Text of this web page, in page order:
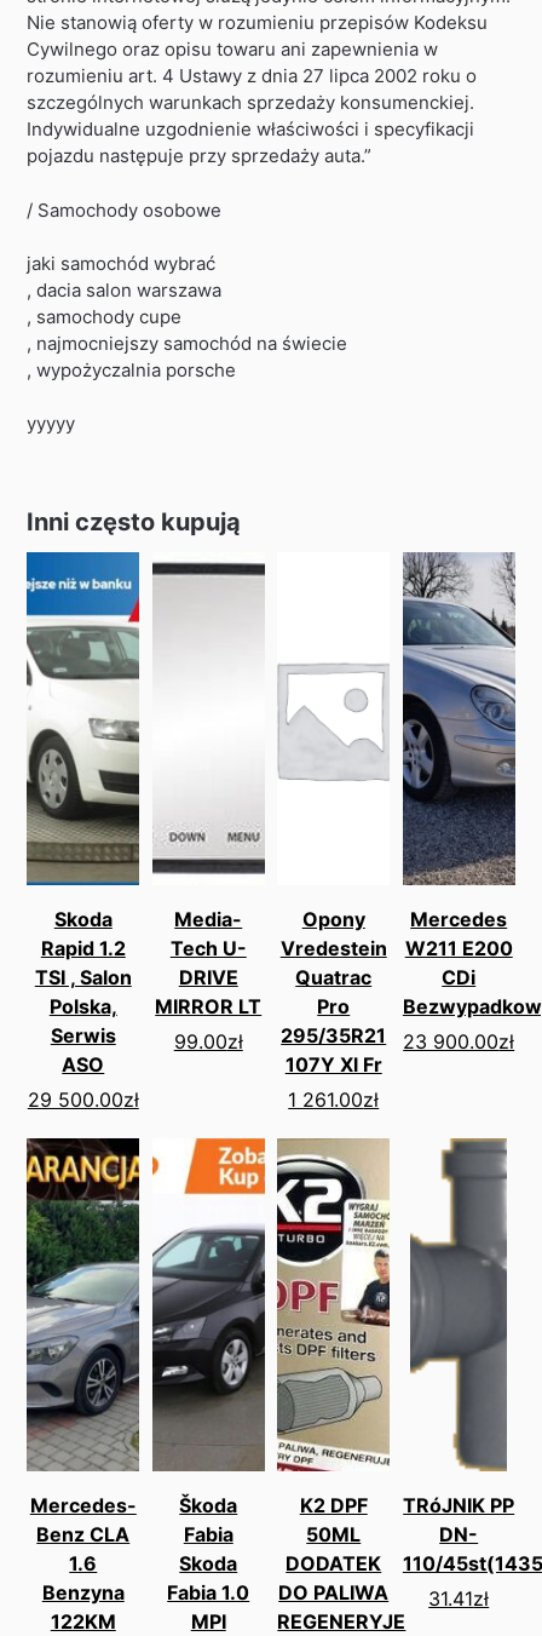
Nie stanowią oferty w rozumieniu przepisów Kodeksu
Cywilnego oraz opisu towaru ani zapewnienia w
rozumieniu art. 4 Ustawy z dnia 27 lipca 2002 roku o
szczególnych warunkach sprzedaży konsumenckiej.
Indywidualne uzgodnienie właściwości i specyfikacji
pojazdu następuje przy sprzedaży auta.”
/ Samochody osobowe
jaki samochód wybrać
, dacia salon warszawa
, samochody cupe
, najmocniejszy samochód na świecie
, wypożyczalnia porsche
yyyyy
Inni często kupują
Skoda
Rapid 1.2
TSI , Salon
Polska,
Serwis
ASO
29 500.00zł
Media-
Tech U-
DRIVE
MIRROR LT
99.00zł
Opony
Vredestein
Quatrac
Pro
295/35R21
107Y Xl Fr
1 261.00zł
Mercedes
W211 E200
CDi
23 900.00zł
Mercedes-
Benz CLA
1.6
Benzyna
122KM
Škoda
Fabia
Skoda
Fabia 1.0
MPI
K2 DPF
50ML
DODATEK
DO PALIWA
REGENERYJE
TRóJNIK PP
DN-
110/
31.41zł